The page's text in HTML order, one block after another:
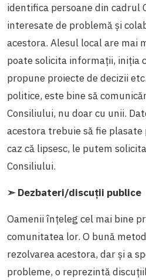
identifica persoane din cadrul
interesate de problemă și
acestora. Alesul local are mai
poate solicita informații, iniția
propune proiecte de decizii
politice, este bine să
Consiliului, nu doar cu unii.
acestora trebuie să fie
caz că lipsesc, le putem
Consiliului.
➣ Dezbateri/discuții publice
Oamenii înțeleg cel mai bine
comunitatea lor. O bună
rezolvarea acestora, dar și a
probleme, o reprezintă